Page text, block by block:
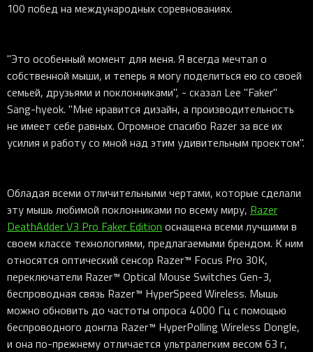
100 побед на международных соревнованиях.
"Это особенный момент для меня. Я всегда мечтал о
собственной мыши, и теперь я могу поделиться ею со своей
семьей, друзьями и поклонниками", - сказал Lee "Faker"
Sang-hyeok. "Мне нравится дизайн, а производительность
не имеет себе равных. Огромное спасибо Razer за все их
усилия и работу со мной над этим удивительным проектом".
Обладая всеми отличительными чертами, которые сделали
эту мышь любимой поклонниками по всему миру, Razer
DeathAdder V3 Pro Faker Edition оснащена всеми лучшими в
своем классе технологиями, предлагаемыми брендом. К ним
относятся оптический сенсор Razer™ Focus Pro 30K,
переключатели Razer™ Optical Mouse Switches Gen-3,
беспроводная связь Razer™ HyperSpeed Wireless. Мышь
можно обновить до частоты опроса 4000 Гц с помощью
беспроводного донгла Razer™ HyperPolling Wireless Dongle,
и она по-прежнему отличается ультралегким весом 63 г,